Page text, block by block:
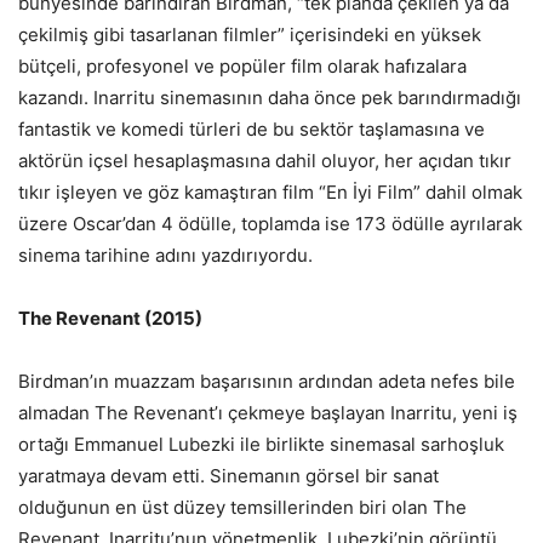
çekilmiş gibi tasarlanan filmler” içerisindeki en yüksek
bütçeli, profesyonel ve popüler film olarak hafızalara
kazandı. Inarritu sinemasının daha önce pek barındırmadığı
fantastik ve komedi türleri de bu sektör taşlamasına ve
aktörün içsel hesaplaşmasına dahil oluyor, her açıdan tıkır
tıkır işleyen ve göz kamaştıran film “En İyi Film” dahil olmak
üzere Oscar’dan 4 ödülle, toplamda ise 173 ödülle ayrılarak
sinema tarihine adını yazdırıyordu.
The Revenant (2015)
Birdman’ın muazzam başarısının ardından adeta nefes bile
almadan The Revenant’ı çekmeye başlayan Inarritu, yeni iş
ortağı Emmanuel Lubezki ile birlikte sinemasal sarhoşluk
yaratmaya devam etti. Sinemanın görsel bir sanat
olduğunun en üst düzey temsillerinden biri olan The